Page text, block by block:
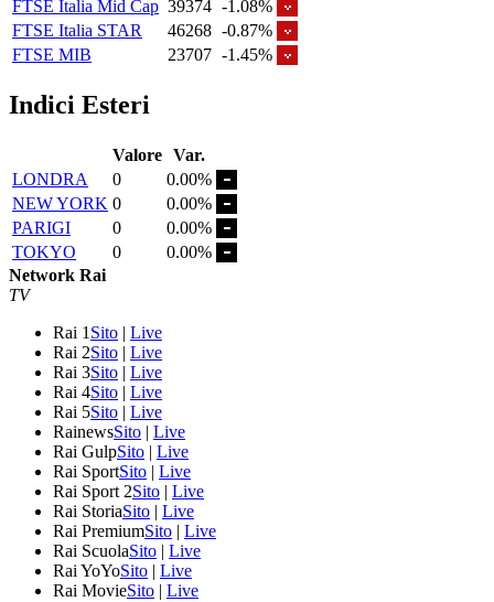
FTSE Italia Mid Cap 39374 -1.08%
FTSE Italia STAR
46268 -0.87%
FTSE MIB
23707 -1.45%
Indici Esteri
Valore Var.
LONDRA
0
0.00%
NEW YORK 0
0.00%
PARIGI
0
0.00%
TOKYO
0
0.00%
Network Rai
TV
Rai 1 Sito | Live
Rai 2Sito | Live
Rai 3Sito | Live
Rai 4Sito | Live
Rai 5Sito | Live
RainewsSito | Live
Rai GulpSito | Live
Rai SportSito | Live
Rai Sport 2Sito | Live
Rai StoriaSito | Live
Rai PremiumSito | Live
Rai ScuolaSito | Live
Rai YoYoSito | Live
Rai MovieSito | Live